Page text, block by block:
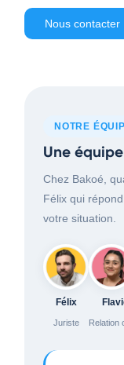
Nous
NOTRE
Une
Chez Bakoé,
Félix qui
votre situation.
Félix
Juriste Relation